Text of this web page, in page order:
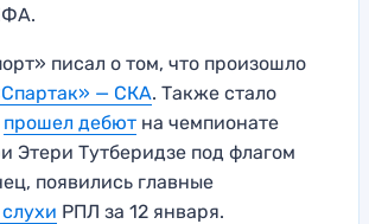
писал о том, что произошло
— СКА. Также стало
прошел дебют на чемпионате
Этери Тутберидзе под флагом
появились главные
РПЛ за 12 января.